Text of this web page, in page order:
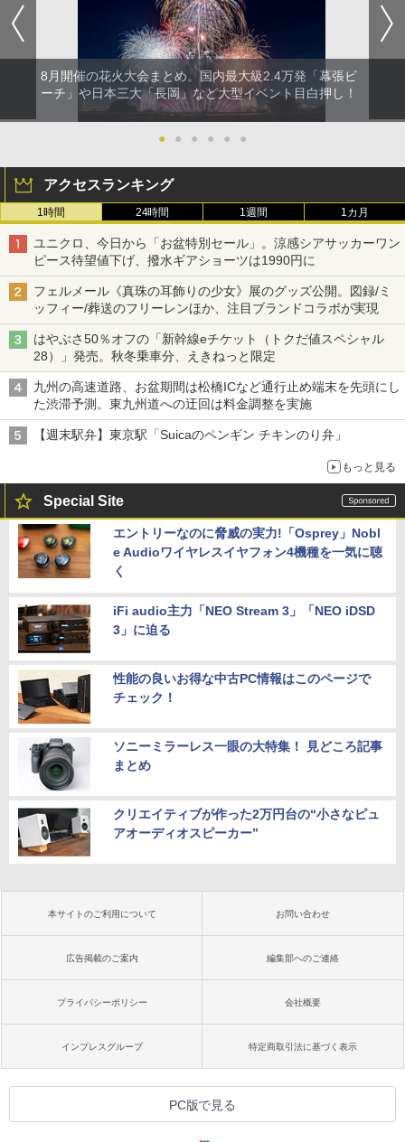
8月開催の花火大会まとめ。国内最大級2.4万発「幕張ビ
ーチ」や日本三大「長岡」など大型イベント目白押し！
● ● ● ● ● ●
アクセスランキング
1時間 24時間 1週間 1カ月
ユニクロ、今日から「お盆特別セール」。涼感シアサッカーワン
ピース待望値下げ、撥水ギアショーツは1990円に
フェルメール《真珠の耳飾りの少女》展のグッズ公開。図録/ミ
ッフィー/葬送のフリーレンほか、注目ブランドコラボが実現
はやぶさ50％オフの「新幹線eチケット（トクだ値スペシャル
28）」発売。秋冬乗車分、えきねっと限定
九州の高速道路、お盆期間は松橋ICなど通行止め端末を先頭にし
た渋滞予測。東九州道への迂回は料金調整を実施
【週末駅弁】東京駅「Suicaのペンギン チキンのり弁」
もっと見る
Special Site
エントリーなのに脅威の実力!「Osprey」Nobl
e Audioワイヤレスイヤフォン4機種を一気に聴
く
iFi audio主力「NEO Stream 3」「NEO iDSD
3」に迫る
性能の良いお得な中古PC情報はこのページで
チェック！
ソニーミラーレス一眼の大特集！ 見どころ記事
まとめ
クリエイティブが作った2万円台の“小さなピュ
アオーディオスピーカー”
本サイトのご利用について お問い合わせ
広告掲載のご案内 編集部へのご連絡
プライバシーポリシー 会社概要
インプレスグループ 特定商取引法に基づく表示
PC版で見る